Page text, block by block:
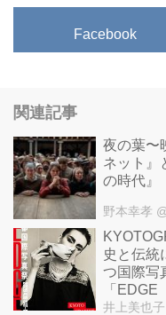
Facebook
関連記事
夜の葉〜
ネット』
の時代』
野本幸孝
史と伝統
つ国際写
「EDGE
井上美也